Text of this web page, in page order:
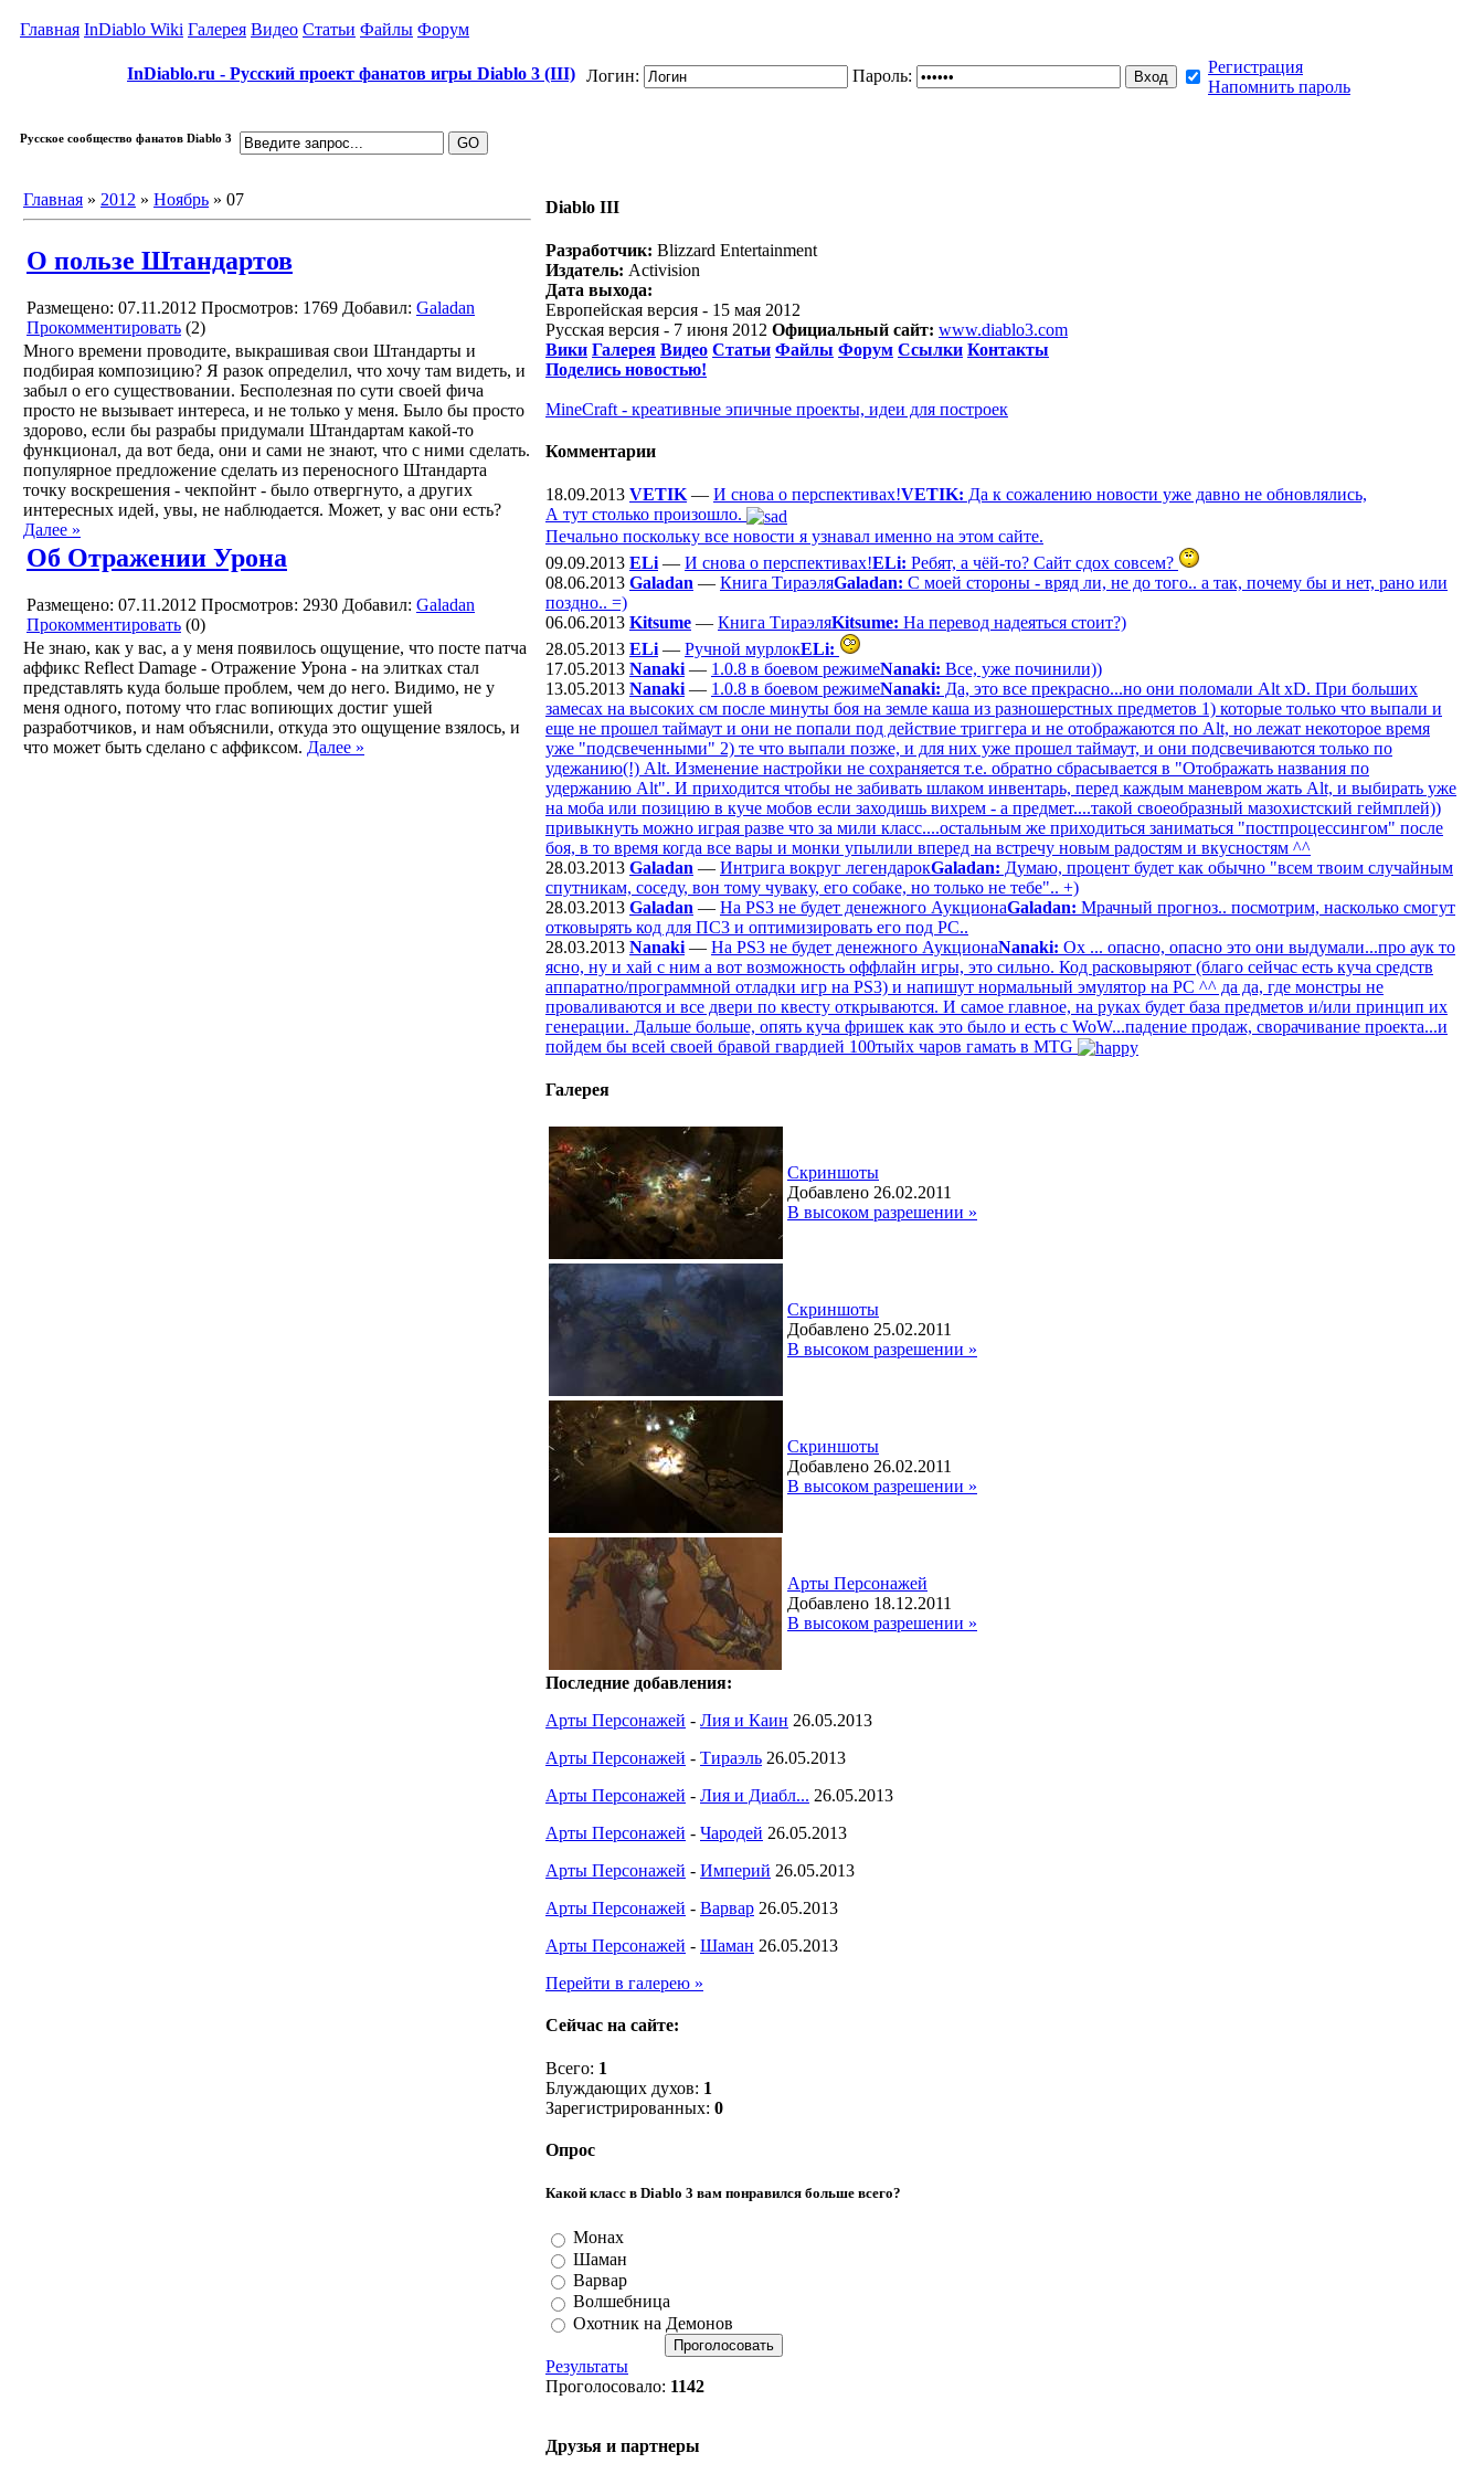
Главная InDiablo Wiki Галерея Видео Статьи Файлы Форум
InDiablo.ru - Русский проект фанатов игры Diablo 3 (III) Логин: Пароль:
Регистрация
Напомнить пароль
Русское сообщество фанатов Diablo 3
Главная » 2012 » Ноябрь » 07
О пользе Штандартов
Размещено: 07.11.2012 Просмотров: 1769 Добавил: Galadan
Прокомментировать (2)
Много времени проводите, выкрашивая свои Штандарты и
подбирая композицию? Я разок определил, что хочу там видеть, и
забыл о его существовании. Бесполезная по сути своей фича
просто не вызывает интереса, и не только у меня. Было бы просто
здорово, если бы разрабы придумали Штандартам какой-то
функционал, да вот беда, они и сами не знают, что с ними сделать.
популярное предложение сделать из переносного Штандарта
точку воскрешения - чекпойнт - было отвергнуто, а других
интересных идей, увы, не наблюдается. Может, у вас они есть?
Далее »
Об Отражении Урона
Размещено: 07.11.2012 Просмотров: 2930 Добавил: Galadan
Прокомментировать (0)
Не знаю, как у вас, а у меня появилось ощущение, что посте патча
аффикс Reflect Damage - Отражение Урона - на элитках стал
представлять куда больше проблем, чем до него. Видимо, не у
меня одного, потому что глас вопиющих достиг ушей
разработчиков, и нам объяснили, откуда это ощущение взялось, и
что может быть сделано с аффиксом. Далее »
Diablo III
Разработчик: Blizzard Entertainment
Издатель: Activision
Дата выхода:
Европейская версия - 15 мая 2012
Русская версия - 7 июня 2012 Официальный сайт: www.diablo3.com
Вики Галерея Видео Статьи Файлы Форум Ссылки Контакты
Поделись новостью!
MineCraft - креативные эпичные проекты, идеи для построек
Комментарии
18.09.2013 VETIK — И снова о перспективах!VETIK: Да к сожалению новости уже давно не обновлялись,
А тут столько произошло.
Печально поскольку все новости я узнавал именно на этом сайте.
09.09.2013 ELi — И снова о перспективах!ELi: Ребят, а чёй-то? Сайт сдох совсем?
08.06.2013 Galadan — Книга ТираэляGaladan: С моей стороны - вряд ли, не до того.. а так, почему бы и нет, рано или
поздно.. =)
06.06.2013 Kitsume — Книга ТираэляKitsume: На перевод надеяться стоит?)
28.05.2013 ELi — Ручной мурлокELi:
17.05.2013 Nanaki — 1.0.8 в боевом режимеNanaki: Все, уже починили))
13.05.2013 Nanaki — 1.0.8 в боевом режимеNanaki: Да, это все прекрасно...но они поломали Alt xD. При больших
замесах на высоких см после минуты боя на земле каша из разношерстных предметов 1) которые только что выпали и
еще не прошел таймаут и они не попали под действие триггера и не отображаются по Alt, но лежат некоторое время
уже "подсвеченными" 2) те что выпали позже, и для них уже прошел таймаут, и они подсвечиваются только по
удежанию(!) Alt. Изменение настройки не сохраняется т.е. обратно сбрасывается в "Отображать названия по
удержанию Alt". И приходится чтобы не забивать шлаком инвентарь, перед каждым маневром жать Alt, и выбирать уже
на моба или позицию в куче мобов если заходишь вихрем - а предмет....такой своеобразный мазохистский геймплей))
привыкнуть можно играя разве что за мили класс....остальным же приходиться заниматься "постпроцессингом" после
боя, в то время когда все вары и монки упылили вперед на встречу новым радостям и вкусностям ^^
28.03.2013 Galadan — Интрига вокруг легендарокGaladan: Думаю, процент будет как обычно "всем твоим случайным
спутникам, соседу, вон тому чуваку, его собаке, но только не тебе".. +)
28.03.2013 Galadan — На PS3 не будет денежного АукционаGaladan: Мрачный прогноз.. посмотрим, насколько смогут
отковырять код для ПС3 и оптимизировать его под РС..
28.03.2013 Nanaki — На PS3 не будет денежного АукционаNanaki: Ох ... опасно, опасно это они выдумали...про аук то
ясно, ну и хай с ним а вот возможность оффлайн игры, это сильно. Код расковыряют (благо сейчас есть куча средств
аппаратно/программной отладки игр на PS3) и напишут нормальный эмулятор на PC ^^ да да, где монстры не
проваливаются и все двери по квесту открываются. И самое главное, на руках будет база предметов и/или принцип их
генерации. Дальше больше, опять куча фришек как это было и есть с WoW...падение продаж, сворачивание проекта...и
пойдем бы всей своей бравой гвардией 100тыйх чаров гамать в MTG
Галерея
Скриншоты
Добавлено 26.02.2011
В высоком разрешении »
Скриншоты
Добавлено 25.02.2011
В высоком разрешении »
Скриншоты
Добавлено 26.02.2011
В высоком разрешении »
Арты Персонажей
Добавлено 18.12.2011
В высоком разрешении »
Последние добавления:
Арты Персонажей - Лия и Каин 26.05.2013
Арты Персонажей - Тираэль 26.05.2013
Арты Персонажей - Лия и Диабл... 26.05.2013
Арты Персонажей - Чародей 26.05.2013
Арты Персонажей - Империй 26.05.2013
Арты Персонажей - Варвар 26.05.2013
Арты Персонажей - Шаман 26.05.2013
Перейти в галерею »
Сейчас на сайте:
Всего: 1
Блуждающих духов: 1
Зарегистрированных: 0
Опрос
Какой класс в Diablo 3 вам понравился больше всего?
Монах
Шаман
Варвар
Волшебница
Охотник на Демонов
Результаты
Проголосовало: 1142
Друзья и партнеры